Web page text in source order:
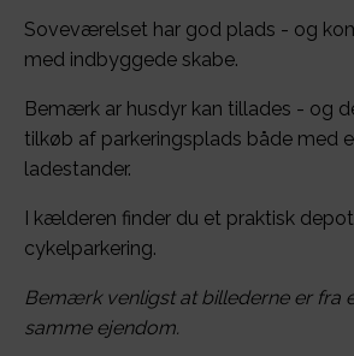
Soveværelset har god plads - og
med indbyggede skabe.
Bemærk ar husdyr kan tillades - og
tilkøb af parkeringsplads både med
ladestander.
I kælderen finder du et praktisk
cykelparkering.
Bemærk venligst at billederne er fra
samme ejendom.